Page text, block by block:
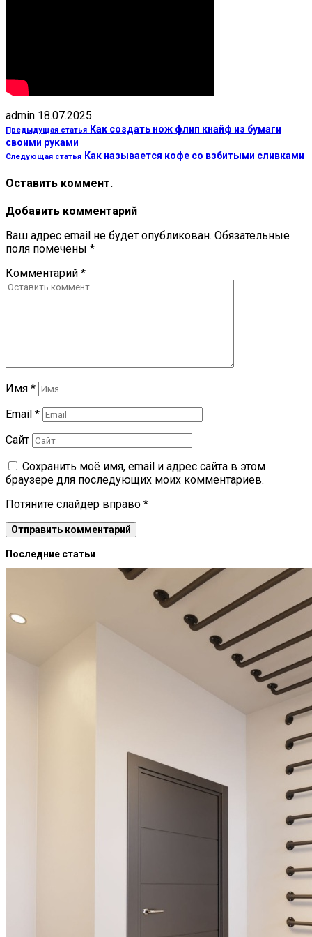
admin 18.07.2025
Предыдущая статья Как создать нож флип кнайф из бумаги
своими руками
Следующая статья Как называется кофе со взбитыми сливками
Оставить коммент.
Добавить комментарий
Ваш адрес email не будет опубликован. Обязательные
поля помечены *
Комментарий *
Имя *
Email *
Сайт
Сохранить моё имя, email и адрес сайта в этом
браузере для последующих моих комментариев.
Потяните слайдер вправо *
Последние статьи